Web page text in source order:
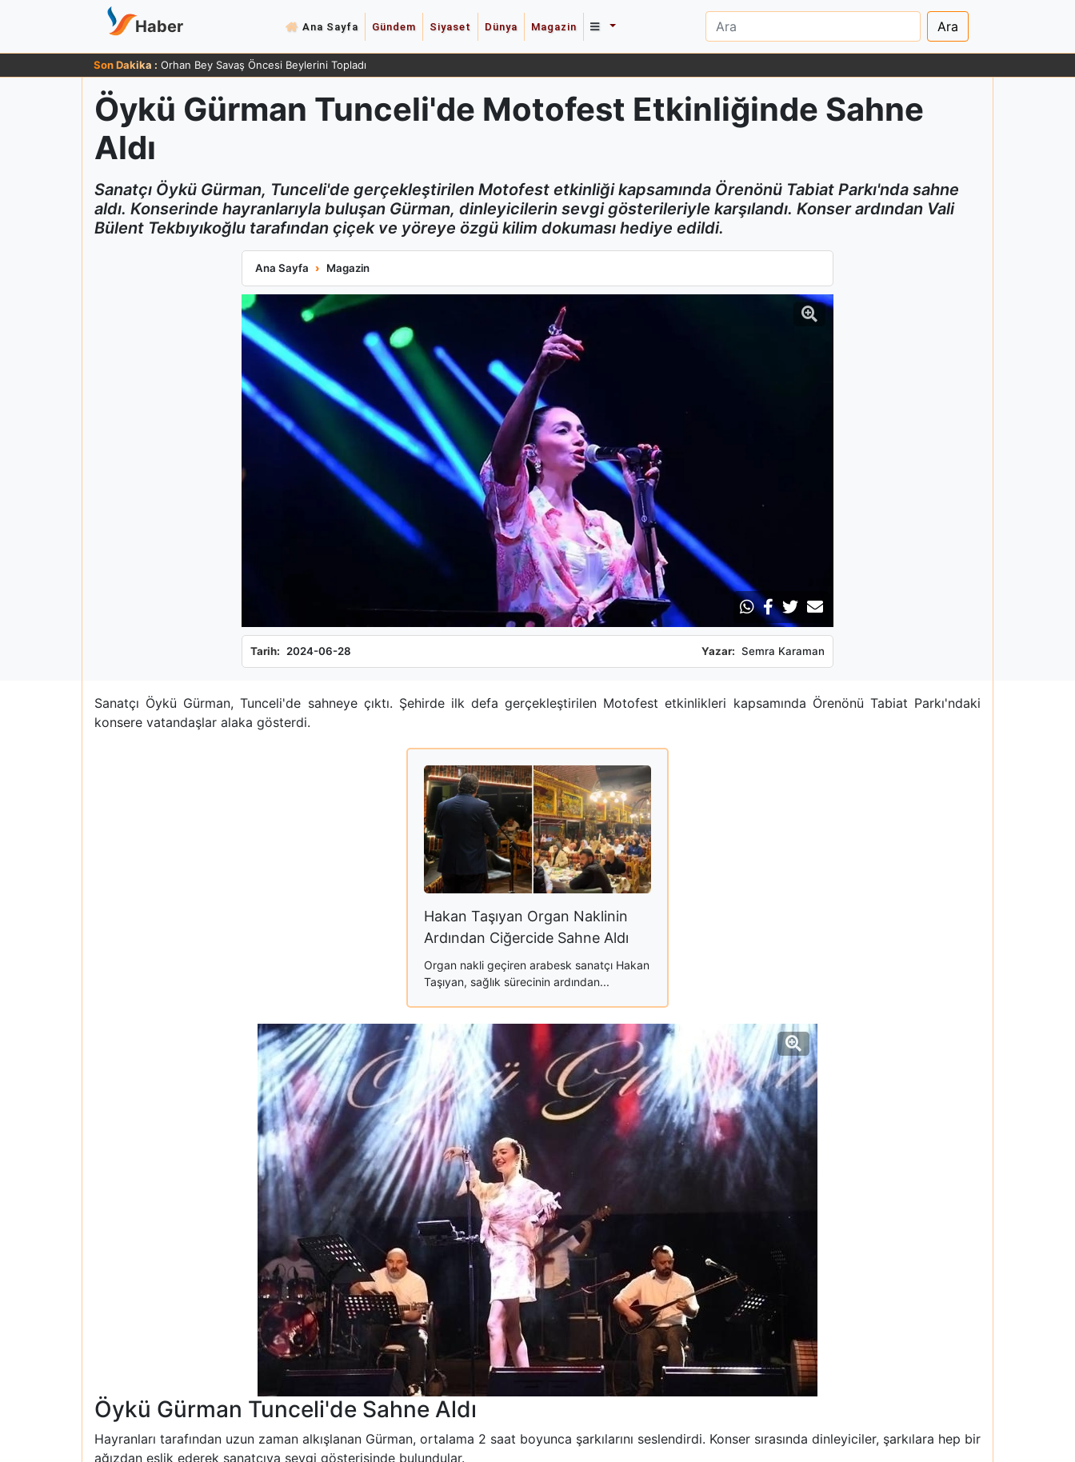
Haber Ana Sayfa Gündem Siyaset Dünya Magazin Ara
Son Dakika : Orhan Bey Savaş Öncesi Beylerini Topladı
Öykü Gürman Tunceli'de Motofest Etkinliğinde Sahne
Aldı
Sanatçı Öykü Gürman, Tunceli'de gerçekleştirilen Motofest etkinliği kapsamında Örenönü Tabiat Parkı'nda sahne
aldı. Konserinde hayranlarıyla buluşan Gürman, dinleyicilerin sevgi gösterileriyle karşılandı. Konser ardından Vali
Bülent Tekbıyıkoğlu tarafından çiçek ve yöreye özgü kilim dokuması hediye edildi.
Ana Sayfa Magazin
Öykü Gürman Tunceli'de Motofest Etkinliğinde Sahne Aldı
Tarih: 2024-06-28 Yazar: Semra Karaman
Sanatçı Öykü Gürman, Tunceli'de sahneye çıktı. Şehirde ilk defa gerçekleştirilen Motofest etkinlikleri kapsamında Örenönü Tabiat Parkı'ndaki
konsere vatandaşlar alaka gösterdi.
Hakan Taşıyan Organ Naklinin
Ardından Ciğercide Sahne Aldı
Organ nakli geçiren arabesk sanatçı Hakan
Taşıyan, sağlık sürecinin ardından...
Öykü Gürman Tunceli'de Sahne Aldı
Hayranları tarafından uzun zaman alkışlanan Gürman, ortalama 2 saat boyunca şarkılarını seslendirdi. Konser sırasında dinleyiciler, şarkılara hep bir
ağızdan eşlik ederek sanatçıya sevgi gösterisinde bulundular.